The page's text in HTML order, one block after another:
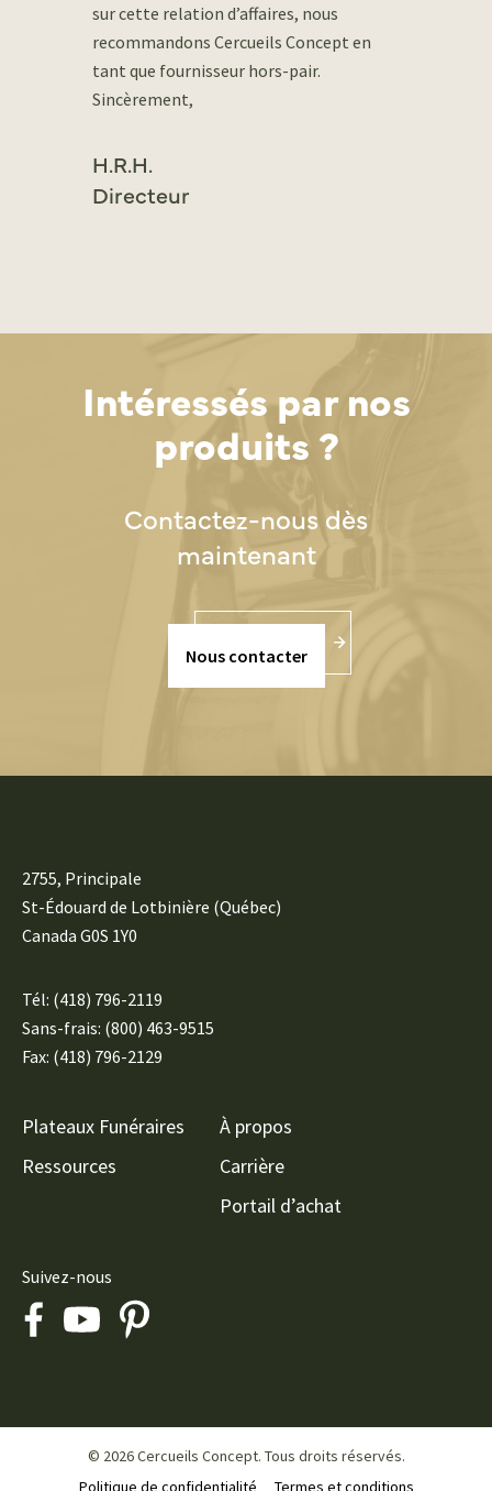
sur cette relation d’affaires, nous
recommandons Cercueils Concept en
tant que fournisseur hors-pair.
Sincèrement,
H.R.H.
Directeur
Intéressés par nos
produits ?
Contactez-nous dès
maintenant
Nous contacter
2755, Principale
St-Édouard de Lotbinière (Québec)
Canada G0S 1Y0
Tél: (418) 796-2119
Sans-frais: (800) 463-9515
Fax: (418) 796-2129
Plateaux Funéraires
Ressources
À propos
Carrière
Portail d’achat
Suivez-nous
© 2026 Cercueils Concept. Tous droits réservés.
Politique de confidentialité
Termes et conditions